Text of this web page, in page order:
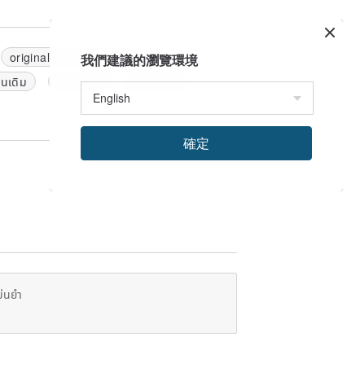
original sticker
sticker
เดิม ภาพปะติด
สติ๊กเกอร์
ยำ
我們建議的瀏覽環境
確定